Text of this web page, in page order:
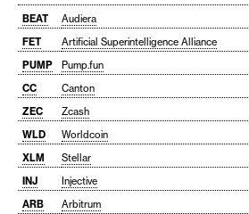
BEAT Audiera
FET
Artificial Superintelligence Alliance
PUMP
Pump.fun
CC
Canton
ZEC
Zcash
WLD
Worldcoin
XLM
Stellar
INJ
Injective
ARB
Arbitrum